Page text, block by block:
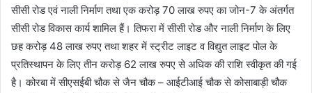
सीसी रोड एवं नाली निर्माण तथा एक करोड़ 70 लाख रुपए का जोन-7 के अंतर्गत
सीसी रोड विकास कार्य शामिल हैं। तिफरा में सीसी रोड और नाली निर्माण के लिए
छह करोड़ 48 लाख रुपए तथा शहर में स्ट्रीट लाइट व विद्युत लाइट पोल के
प्रतिस्थापन के लिए तीन करोड़ 62 लाख रुपए से अधिक की राशि स्वीकृत की गई
है। कोरबा में सीएसईबी चौक से जैन चौक – आईटीआई चौक से कोसाबाड़ी चौक